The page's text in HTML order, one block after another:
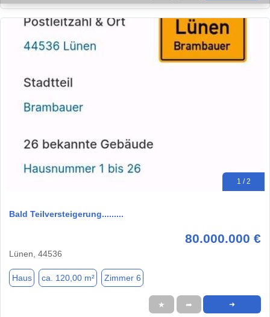
1 / 2
Bald Teilversteigerung.........
80.000.000 €
Lünen, 44536
Haus ca. 120,00 m² Zimmer 6
★ ➦ ➜